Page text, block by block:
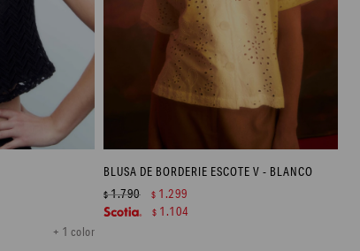
+ 1 color
BLUSA DE BORDERIE ESCOTE V - BLANCO
$1.790 $ 1.299
$ 1.104